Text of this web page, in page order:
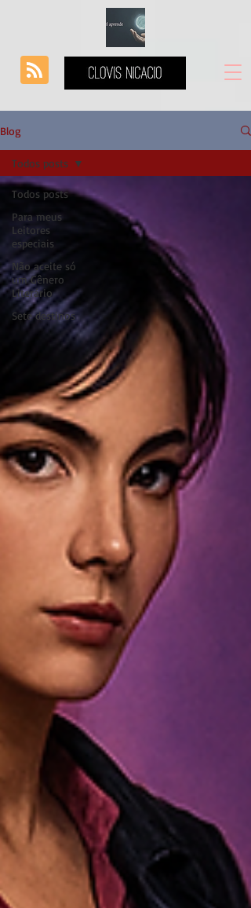
Blog
Todos posts
Para meus
Leitores
especiais
Não aceite só
um Gênero
Literário
Sete destinos
Todos posts